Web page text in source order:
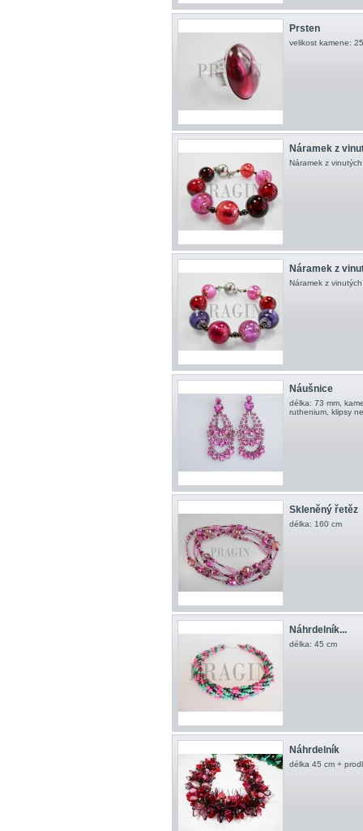
Prsten
velikost kamene:
Náramek z
Náramek z
Náramek z
Náramek z
Náušnice
délka: 73 mm,
ruthenium, klipsy
Skleněný řetěz
délka: 160 cm
Náhrdelník...
délka: 45 cm
Náhrdelník
délka 45 cm +